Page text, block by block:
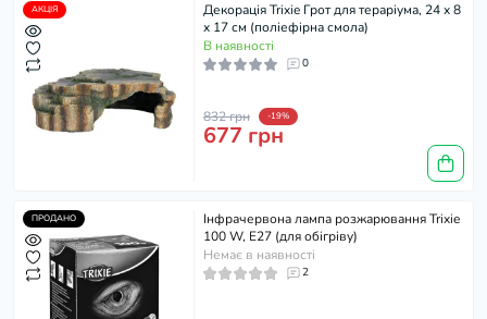
АКЦІЯ
Декорація Trixie Грот для тераріума, 24 x 8
x 17 см (поліефірна смола)
В наявності
0
832 грн -19%
677 грн
ПРОДАНО
Інфрачервона лампа розжарювання Trixie
100 W, E27 (для обігріву)
Немає в наявності
2